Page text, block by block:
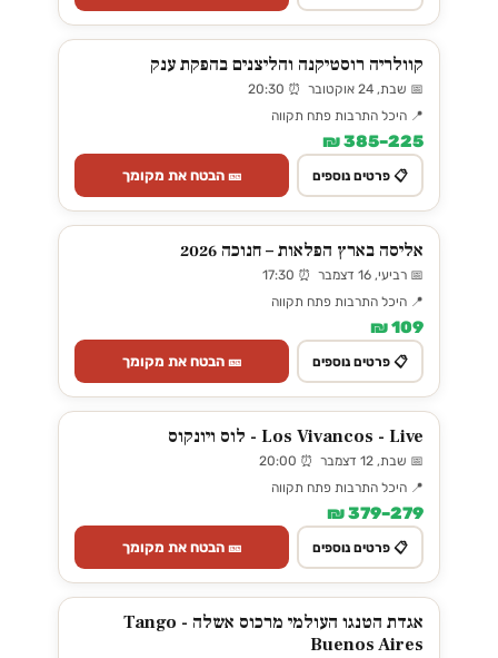
קוולריה רוסטיקנה והליצנים בהפקת ענק
📅 שבת, 24 אוקטובר ⏰ 20:30
📍 היכל התרבות פתח תקווה
225–385 ₪
📋 פרטים נוספים 🎫 הבטח את מקומך
אליסה בארץ הפלאות – חנוכה 2026
📅 רביעי, 16 דצמבר ⏰ 17:30
📍 היכל התרבות פתח תקווה
109 ₪
📋 פרטים נוספים 🎫 הבטח את מקומך
Los Vivancos - Live - לוס ויונקוס
📅 שבת, 12 דצמבר ⏰ 20:00
📍 היכל התרבות פתח תקווה
279–379 ₪
📋 פרטים נוספים 🎫 הבטח את מקומך
אגדת הטנגו העולמי מרכוס אשלה - Tango
Buenos Aires